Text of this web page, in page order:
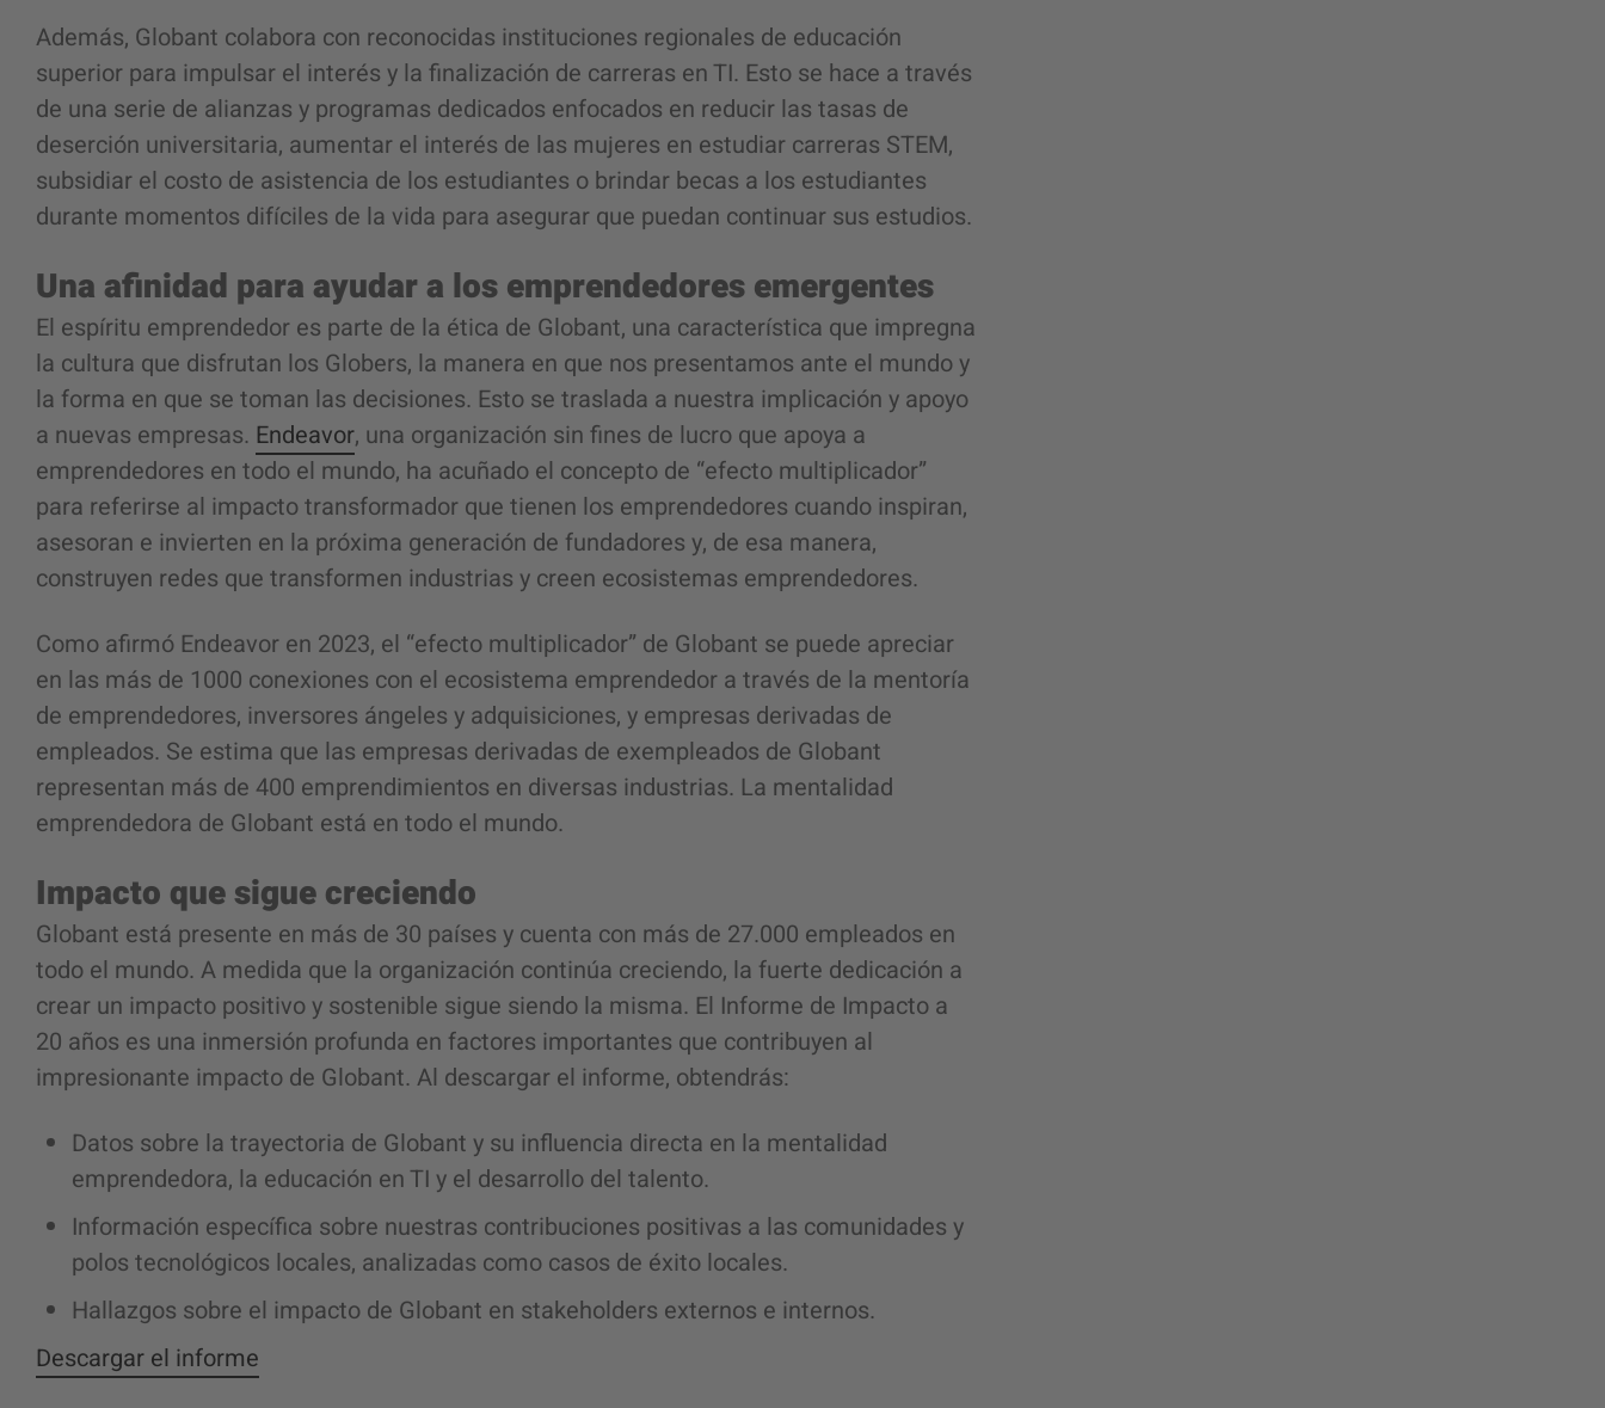
Además, Globant colabora con reconocidas instituciones regionales de educación
superior para impulsar el interés y la finalización de carreras en TI. Esto se hace a través
de una serie de alianzas y programas dedicados enfocados en reducir las tasas de
deserción universitaria, aumentar el interés de las mujeres en estudiar carreras STEM,
subsidiar el costo de asistencia de los estudiantes o brindar becas a los estudiantes
durante momentos difíciles de la vida para asegurar que puedan continuar sus estudios.
Una afinidad para ayudar a los emprendedores emergentes
El espíritu emprendedor es parte de la ética de Globant, una característica que impregna
la cultura que disfrutan los Globers, la manera en que nos presentamos ante el mundo y
la forma en que se toman las decisiones. Esto se traslada a nuestra implicación y apoyo
a nuevas empresas. Endeavor, una organización sin fines de lucro que apoya a
emprendedores en todo el mundo, ha acuñado el concepto de “efecto multiplicador”
para referirse al impacto transformador que tienen los emprendedores cuando inspiran,
asesoran e invierten en la próxima generación de fundadores y, de esa manera,
construyen redes que transformen industrias y creen ecosistemas emprendedores.
Como afirmó Endeavor en 2023, el “efecto multiplicador” de Globant se puede apreciar
en las más de 1000 conexiones con el ecosistema emprendedor a través de la mentoría
de emprendedores, inversores ángeles y adquisiciones, y empresas derivadas de
empleados. Se estima que las empresas derivadas de exempleados de Globant
representan más de 400 emprendimientos en diversas industrias. La mentalidad
emprendedora de Globant está en todo el mundo.
Impacto que sigue creciendo
Globant está presente en más de 30 países y cuenta con más de 27.000 empleados en
todo el mundo. A medida que la organización continúa creciendo, la fuerte dedicación a
crear un impacto positivo y sostenible sigue siendo la misma. El Informe de Impacto a
20 años es una inmersión profunda en factores importantes que contribuyen al
impresionante impacto de Globant. Al descargar el informe, obtendrás:
Datos sobre la trayectoria de Globant y su influencia directa en la mentalidad
emprendedora, la educación en TI y el desarrollo del talento.
Información específica sobre nuestras contribuciones positivas a las comunidades y
polos tecnológicos locales, analizadas como casos de éxito locales.
Hallazgos sobre el impacto de Globant en stakeholders externos e internos.
Descargar el informe